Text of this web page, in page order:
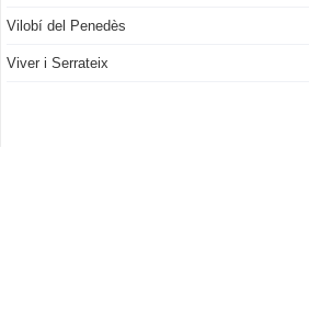
Vilobí del Penedès
Viver i Serrateix